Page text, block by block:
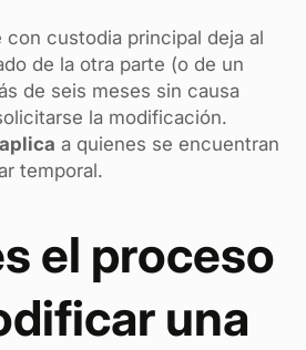
con custodia principal deja al
de la otra parte (o de un
de seis meses sin causa
la modificación.
a quienes se encuentran
temporal.
el proceso
una